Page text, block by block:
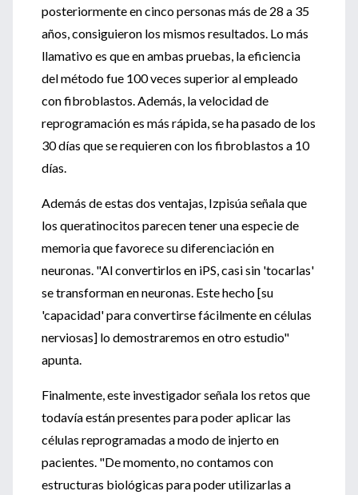
posteriormente en cinco personas más de 28 a 35
años, consiguieron los mismos resultados. Lo más
llamativo es que en ambas pruebas, la eficiencia
del método fue 100 veces superior al empleado
con fibroblastos. Además, la velocidad de
reprogramación es más rápida, se ha pasado de los
30 días que se requieren con los fibroblastos a 10
días.
Además de estas dos ventajas, Izpisúa señala que
los queratinocitos parecen tener una especie de
memoria que favorece su diferenciación en
neuronas. "Al convertirlos en iPS, casi sin 'tocarlas'
se transforman en neuronas. Este hecho [su
'capacidad' para convertirse fácilmente en células
nerviosas] lo demostraremos en otro estudio"
apunta.
Finalmente, este investigador señala los retos que
todavía están presentes para poder aplicar las
células reprogramadas a modo de injerto en
pacientes. "De momento, no contamos con
estructuras biológicas para poder utilizarlas a